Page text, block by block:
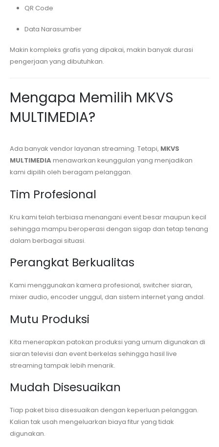
QR Code
Data Narasumber
Makin kompleks grafis yang dipakai, makin banyak durasi
pengerjaan yang dibutuhkan.
Mengapa Memilih MKVS
MULTIMEDIA?
Ada banyak vendor layanan streaming. Tetapi, MKVS
MULTIMEDIAmenawarkan keunggulan yang menjadikan
kami dipilih oleh beragam pelanggan.
Tim Profesional
Kru kami telah terbiasa menangani event besar maupun kecil
sehingga mampu beroperasi dengan sigap dan tetap tenang
dalam berbagai situasi.
Perangkat Berkualitas
Kami menggunakan kamera profesional, switcher siaran,
mixer audio, encoder unggul, dan sistem internet yang andal.
Mutu Produksi
Kita menerapkan patokan produksi yang umum digunakan di
siaran televisi dan event berkelas sehingga hasil live
streaming tampak lebih menarik.
Mudah Disesuaikan
Tiap paket bisa disesuaikan dengan keperluan pelanggan.
Kalian tak usah mengeluarkan biaya fitur yang tidak
digunakan.